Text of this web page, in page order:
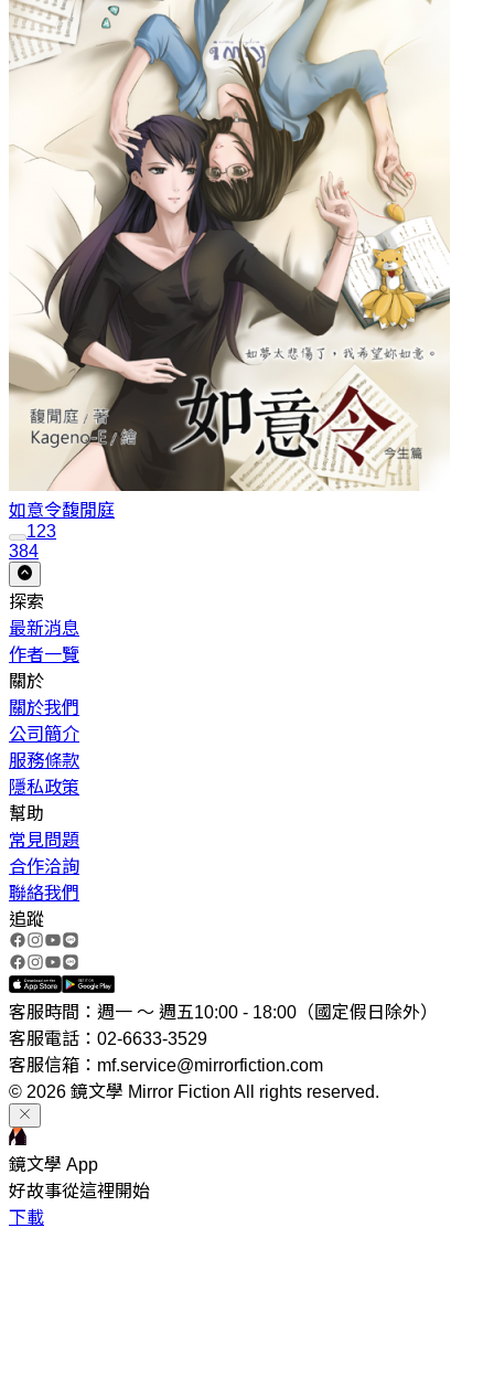
如意令馥閒庭
123
384
探索
最新消息
作者一覽
關於
關於我們
公司簡介
服務條款
隱私政策
幫助
常見問題
合作洽詢
聯絡我們
追蹤
客服時間：週一 ～ 週五10:00 - 18:00（國定假日除外）
客服電話：02-6633-3529
客服信箱：mf.service@mirrorfiction.com
© 2026 鏡文學 Mirror Fiction All rights reserved.
鏡文學 App
好故事從這裡開始
下載